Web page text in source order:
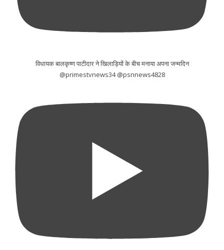
विधायक बालकृष्ण पाटीदार ने खिलाड़ियों के बीच मनाया अपना जन्मदिन
@primestvnews34 @psnnews4828